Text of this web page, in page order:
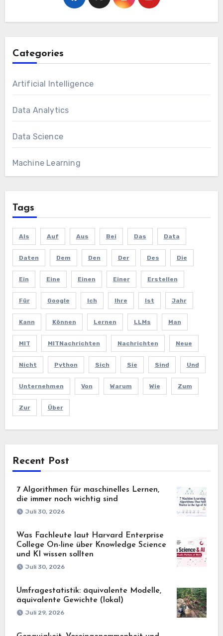
Categories
Artificial Intelligence
Data Analytics
Data Science
Machine Learning
Tags
Als Auf Aus Bei Das Data
Daten Dem Den Der Des Die
Ein Eine Einen Einer Erstellen
Für Google Ich Ihre Ist Jahr
Kann Können Lernen LLMs Man
MIT MITNachrichten Nachrichten Neue
Nicht Python Sich Sie Sind Und
Unternehmen Von Warum Wie Zum
Zur Über
Recent Post
7 Algorithmen für maschinelles Lernen,
die immer noch wichtig sind
Juli 30, 2026
Was Fachleute laut Harvard Enterprise
College On-line über Knowledge Science
und KI wissen sollten
Juli 30, 2026
Umfragestatistik: äquivalente Modelle,
äquivalente Gewichte (lokal)
Juli 29, 2026